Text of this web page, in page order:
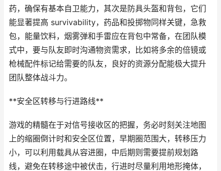
药，确保有基本自卫能力，其次是防具头盔和背包，它们
能显著提高 survivability，药品和投掷物同样关键，急救
包，能量饮料，烟雾弹和手雷应在背包中常备，在团队模
式中，要与队友即时沟通物资需求，比如将多余的倍镜或
枪械配件标记给需要的队友，良好的资源分配能极大提升
团队整体战斗力。
**安全区转移与行进路线**
游戏的精髓在于对信号接收区的把握，务必时刻关注地图
上的缩圈倒计时和安全区位置，早期圈范围大，转移压力
小，可以利用载具从容进圈，中后期则需要提前规划路
线，避免在转移途中被伏击，行进时尽量利用地形掩体，